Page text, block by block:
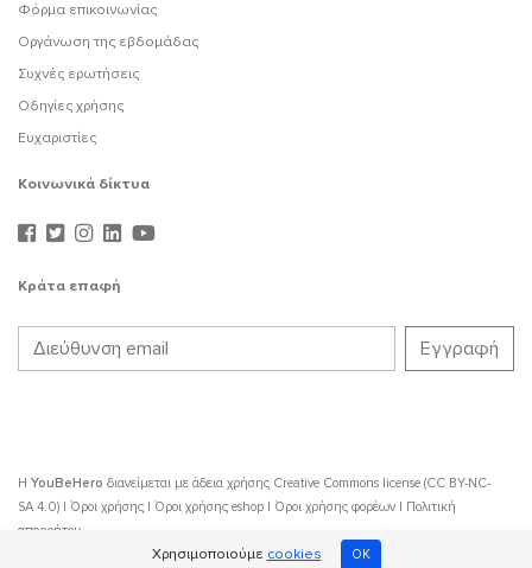
Χρησιμοποιούμε cookies OK
Φόρμα επικοινωνίας
Οργάνωση της εβδομάδας
Συχνές ερωτήσεις
Οδηγίες χρήσης
Ευχαριστίες
Κοινωνικά δίκτυα
Κράτα επαφή
Η YouBeHero διανείμεται με άδεια χρήσης Creative Commons license (CC BY-NC-
SA 4.0) | Όροι χρήσης | Όροι χρήσης eshop | Όροι χρήσης φορέων | Πολιτική
απορρήτου